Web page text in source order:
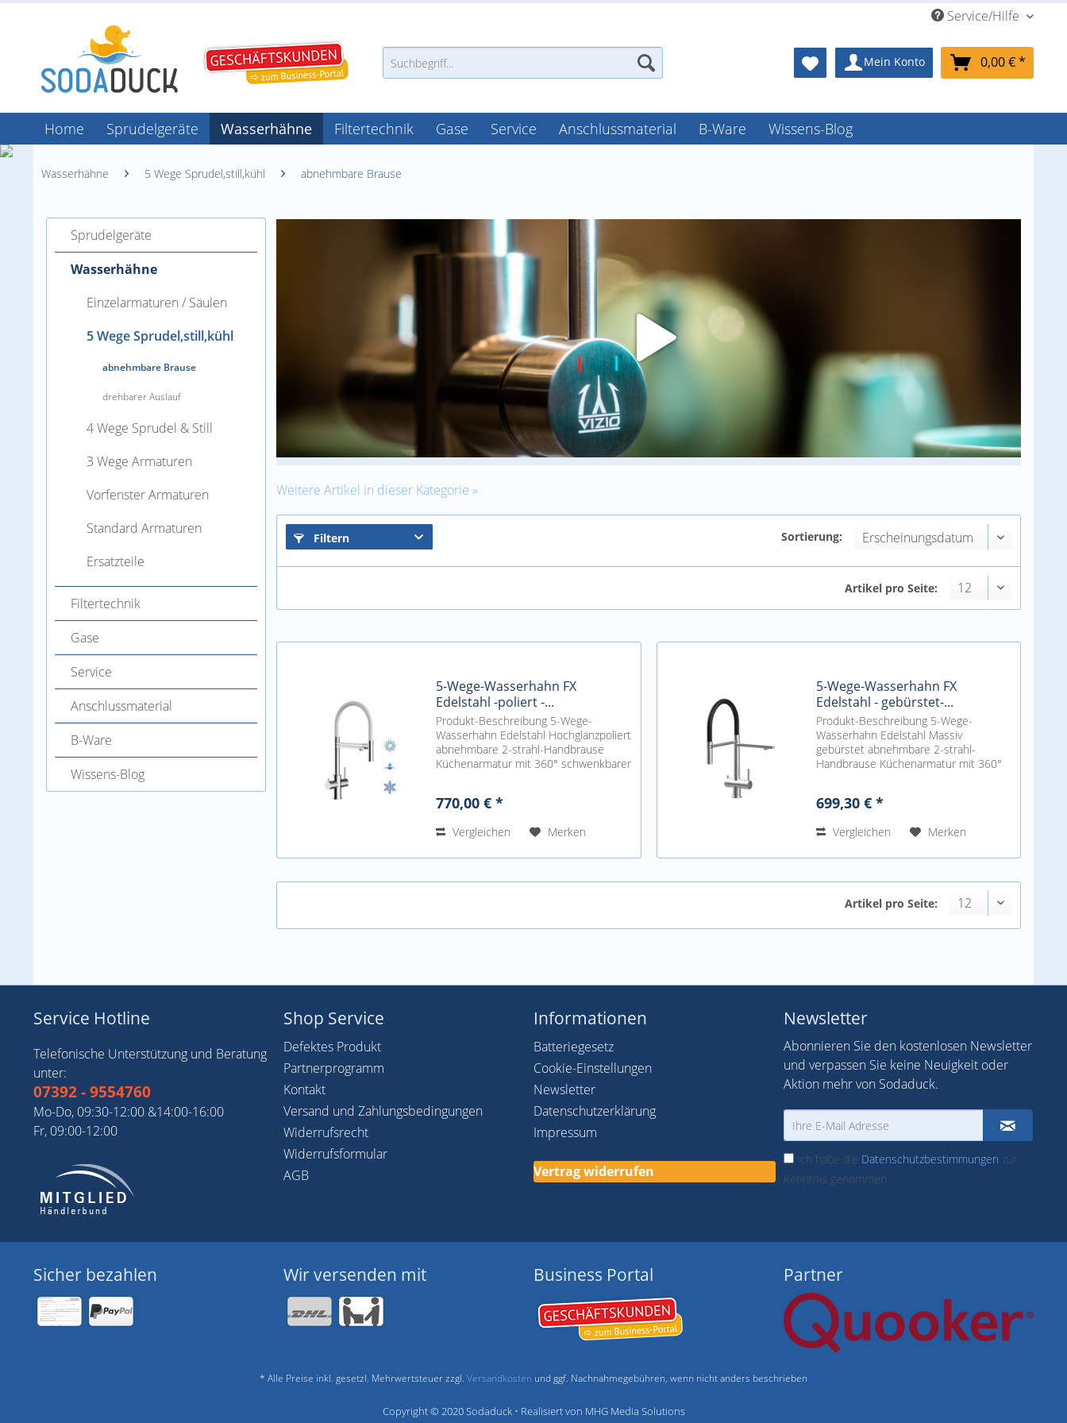
Service/Hilfe
Mein Konto 0,00 € *
Home Sprudelgeräte Wasserhähne Filtertechnik Gase Service Anschlussmaterial B-Ware Wissens-Blog
Wasserhähne 5 Wege Sprudel,still,kühl abnehmbare Brause
Sprudelgeräte
Wasserhähne
Einzelarmaturen / Säulen
5 Wege Sprudel,still,kühl
abnehmbare Brause
drehbarer Auslauf
4 Wege Sprudel & Still
3 Wege Armaturen
Vorfenster Armaturen
Standard Armaturen
Ersatzteile
Filtertechnik
Gase
Service
Anschlussmaterial
B-Ware
Wissens-Blog
Weitere Artikel in dieser Kategorie »
Filtern Sortierung:
Artikel pro Seite:
5-Wege-Wasserhahn FX
Edelstahl -poliert -...
Produkt-Beschreibung 5-Wege-
Wasserhahn Edelstahl Hochglanzpoliert
abnehmbare 2-strahl-Handbrause
Küchenarmatur mit 360° schwenkbarer
getrenntem Auslauf für gefiltertes...
770,00 € *
Vergleichen Merken
5-Wege-Wasserhahn FX
Edelstahl - gebürstet-...
Produkt-Beschreibung 5-Wege-
Wasserhahn Edelstahl Massiv
gebürstet abnehmbare 2-strahl-
Handbrause Küchenarmatur mit 360°
Trinkwasseranlagen geeignet mit
699,30 € *
Vergleichen Merken
Artikel pro Seite:
Service Hotline
Telefonische Unterstützung und Beratung
unter:
07392 - 9554760
Mo-Do, 09:30-12:00 &14:00-16:00
Fr, 09:00-12:00
Shop Service
Defektes Produkt
Partnerprogramm
Kontakt
Versand und Zahlungsbedingungen
Widerrufsrecht
Widerrufsformular
AGB
Informationen
Batteriegesetz
Cookie-Einstellungen
Newsletter
Datenschutzerklärung
Impressum
Vertrag widerrufen
Newsletter
Abonnieren Sie den kostenlosen Newsletter
und verpassen Sie keine Neuigkeit oder
Aktion mehr von Sodaduck.
Ich habe die Datenschutzbestimmungen zur
Kenntnis genommen.
Sicher bezahlen Wir versenden mit Business Portal Partner
* Alle Preise inkl. gesetzl. Mehrwertsteuer zzgl. Versandkosten und ggf. Nachnahmegebühren, wenn nicht anders beschrieben
Copyright © 2020 Sodaduck • Realisiert von MHG Media Solutions